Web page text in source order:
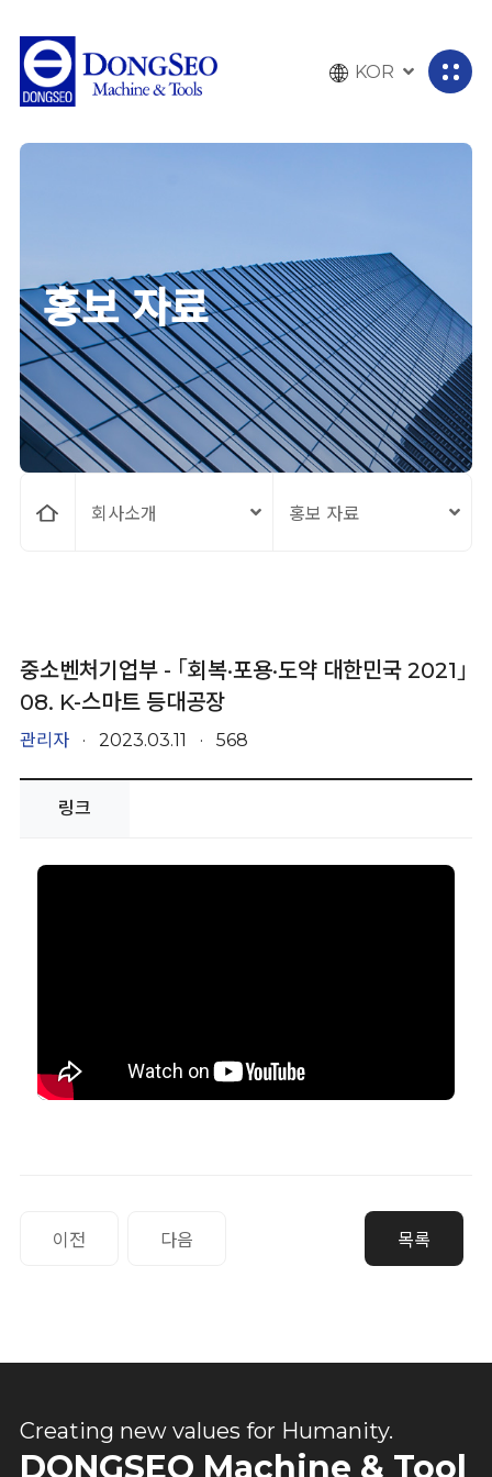
KOR
전
메
홍보 자료
홈
로
회사소개 홍보 자료
중소벤처기업부 - ｢회복·포용·도약 대한민국 2021｣
08. K-스마트 등대공장
관리자 · 2023.03.11 · 568
링크
Creating new values for Humanity.
DONGSEO Machine & Tool